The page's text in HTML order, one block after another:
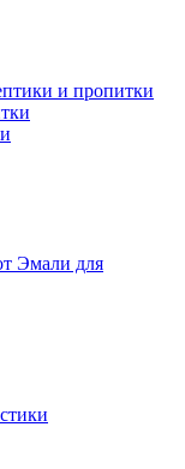
и пропитки
Эмали для